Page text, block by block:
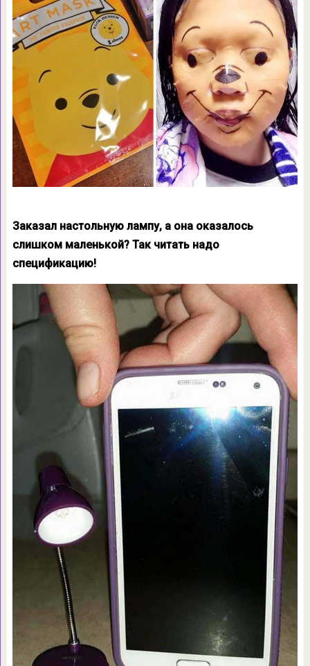
Заказал настольную лампу, а она оказалось
слишком маленькой? Так читать надо
спецификацию!